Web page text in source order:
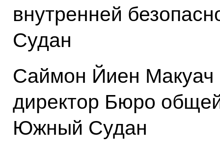
внутренней
Судан
Саймон Йиен
директор Бюро
Южный Судан